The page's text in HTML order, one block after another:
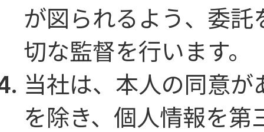
が図られるよう、委
切な監督を行います。
当社は、本人の同意
を除き、個人情報を